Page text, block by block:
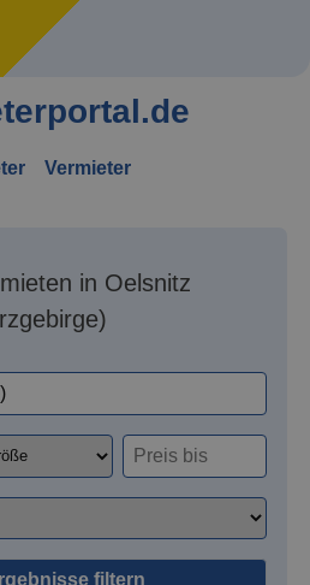
Vermieter
in Oelsnitz
filtern